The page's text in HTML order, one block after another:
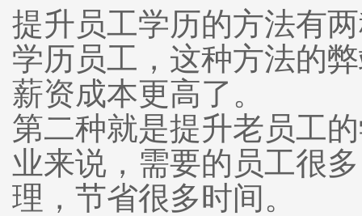
提升员工学历的方法有
学历员工，这种方法的
薪资成本更高了。
第二种就是提升老员工
业来说，需要的员工很
理，节省很多时间。